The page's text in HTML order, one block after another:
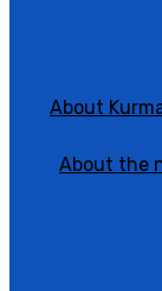
About
About the